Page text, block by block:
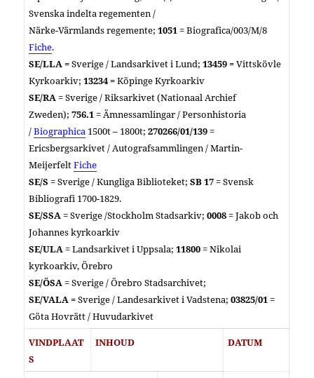
Svenska indelta regementen /
Närke-Värmlands regemente;1051= Biografica/003/M/8
Fiche.
SE/LLA =Sverige / Landsarkivet i Lund;13459 =Vittskövle
Kyrkoarkiv;13234 =Köpinge Kyrkoarkiv
SE/RA= Sverige / Riksarkivet (Nationaal Archief
Zweden);756.1= Ämnessamlingar / Personhistoria
/Biographica 1500t – 1800t;270266/01/139=
Ericsbergsarkivet / Autografsammlingen / Martin-
MeijerfeltFiche
SE/S= Sverige /Kungliga Biblioteket;SB 17=Svensk
Bibliografi 1700-1829.
SE/SSA= Sverige /StockholmStadsarkiv;0008= Jakob och
Johannes kyrkoarkiv
SE/ULA=Landsarkivet i Uppsala;11800= Nikolai
kyrkoarkiv, Örebro
SE/ÖSA= Sverige / Örebro Stadsarchivet;
SE/VALA =Sverige / Landesarkivet i Vadstena;03825/01=
Göta Hovrätt / Huvudarkivet
VINDPLAAT
S
INHOUD DATUM